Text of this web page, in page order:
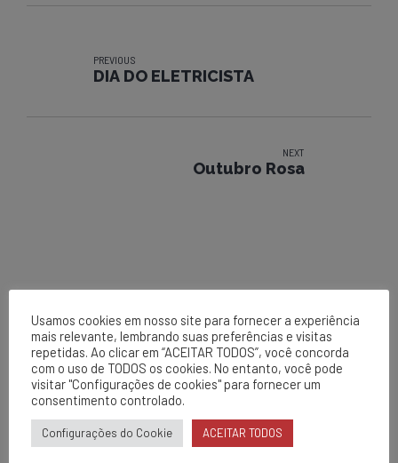
PREVIOUS
DIA DO ELETRICISTA
NEXT
Outubro Rosa
EPCL
Matriz
Av. Centenário, 1420
Brumado - BA
Usamos cookies em nosso site para fornecer a experiência
mais relevante, lembrando suas preferências e visitas
repetidas. Ao clicar em “ACEITAR TODOS”, você concorda
com o uso de TODOS os cookies. No entanto, você pode
visitar "Configurações de cookies" para fornecer um
consentimento controlado.
Configurações do Cookie ACEITAR TODOS